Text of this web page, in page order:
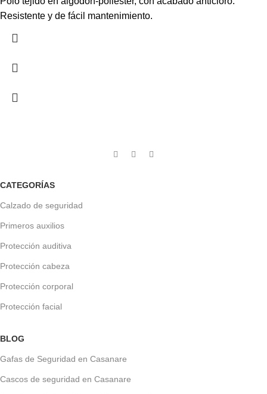
Resistente y de fácil mantenimiento.
CATEGORÍAS
Calzado de seguridad
Primeros auxilios
Protección auditiva
Protección cabeza
Protección corporal
Protección facial
BLOG
Gafas de Seguridad en Casanare
Cascos de seguridad en Casanare